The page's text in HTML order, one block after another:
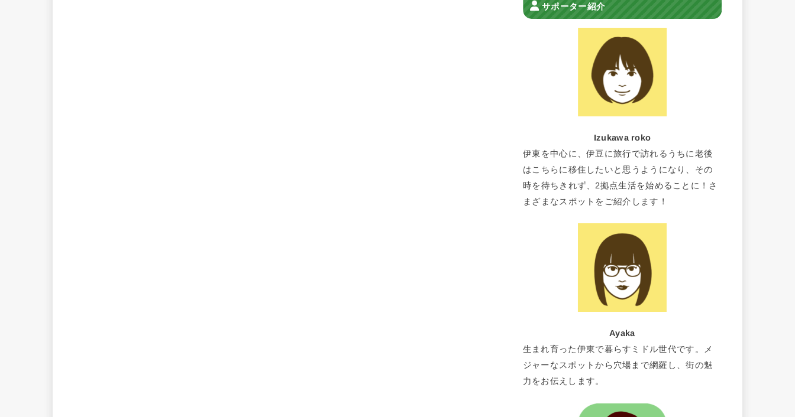
サポーター紹介
Izukawa roko
伊東を中心に、伊豆に旅行で訪れるうちに老後
はこちらに移住したいと思うようになり、その
時を待ちきれず、2拠点生活を始めることに！さ
まざまなスポットをご紹介します！
Ayaka
生まれ育った伊東で暮らすミドル世代です。メ
ジャーなスポットから穴場まで網羅し、街の魅
力をお伝えします。